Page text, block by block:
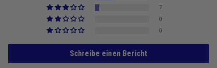
7
0
0
Schreibe einen Bericht